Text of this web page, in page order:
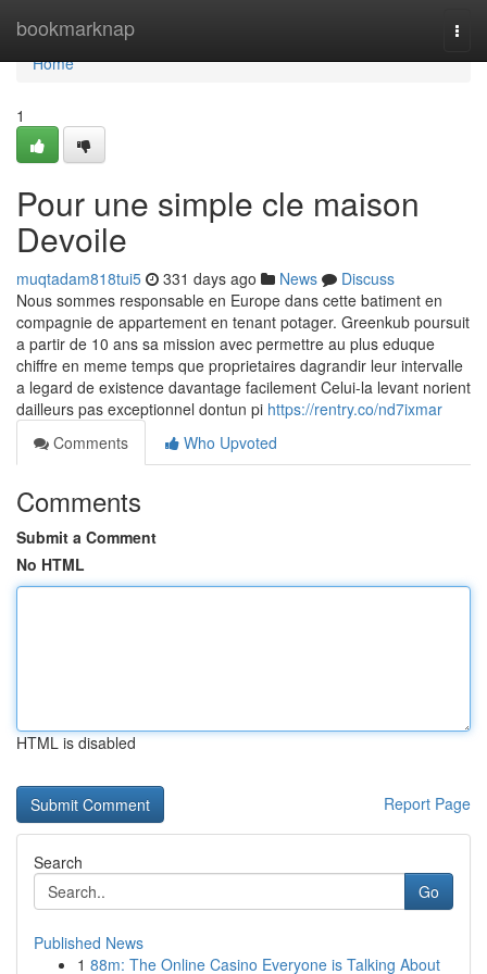
bookmarknap
Home
Home
1
Pour une simple cle maison
Devoile
muqtadam818tui5 331 days ago News
Discuss
Nous sommes responsable en Europe dans cette batiment en
compagnie de appartement en tenant potager. Greenkub poursuit
a partir de 10 ans sa mission avec permettre au plus eduque
chiffre en meme temps que proprietaires dagrandir leur intervalle
a legard de existence davantage facilement Celui-la levant norient
dailleurs pas exceptionnel dontun pi https://rentry.co/nd7ixmar
Comments
Who Upvoted
Comments
Submit a Comment
No HTML
HTML is disabled
Report Page
Search
Go
Published News
1 88m: The Online Casino Everyone is Talking About